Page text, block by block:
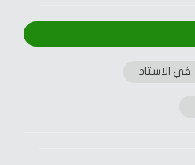
في الاستاد